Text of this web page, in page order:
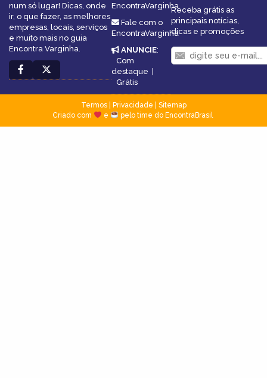
num só lugar! Dicas, onde
ir, o que fazer, as melhores
empresas, locais, serviços
e muito mais no guia
Encontra Varginha.
EncontraVarginha
Fale com o
EncontraVarginha
ANUNCIE:
Com
destaque |
Grátis
Receba grátis as
principais notícias,
dicas e promoções
Termos| Privacidade
Sitemap
Criado com
e pelo time do EncontraBrasil